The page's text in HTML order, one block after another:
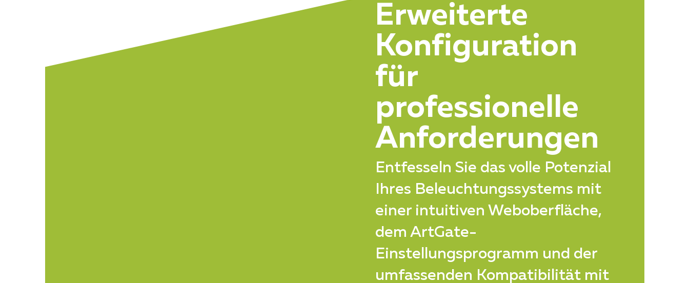
Erweiterte
Konfiguration
für
professionelle
Anforderungen
Entfesseln Sie das volle Potenzial
Ihres Beleuchtungssystems mit
einer intuitiven Weboberfläche,
dem ArtGate-
Einstellungsprogramm und der
umfassenden Kompatibilität mit